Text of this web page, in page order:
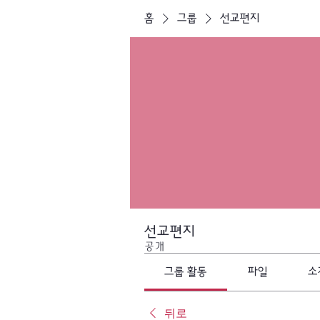
홈 그룹 선교편지
선교편지
공개
그룹 활동 파일 소
뒤로